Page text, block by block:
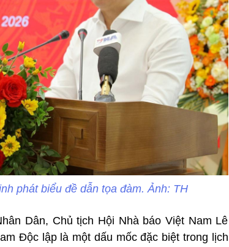
phát biểu đề dẫn tọa đàm. Ảnh: TH
Dân, Chủ tịch Hội Nhà báo Việt Nam Lê
Độc lập là một dấu mốc đặc biệt trong lịch